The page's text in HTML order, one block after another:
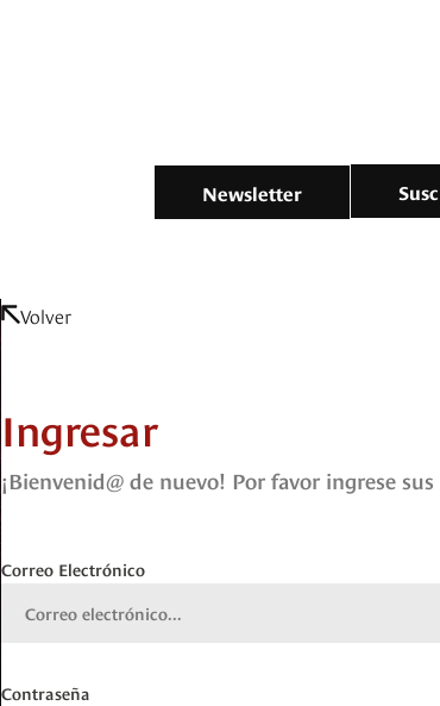
Newsletter
Volver
Ingresar
¡Bienvenid@ de nuevo! Por favor ingrese
Correo Electrónico
Contraseña